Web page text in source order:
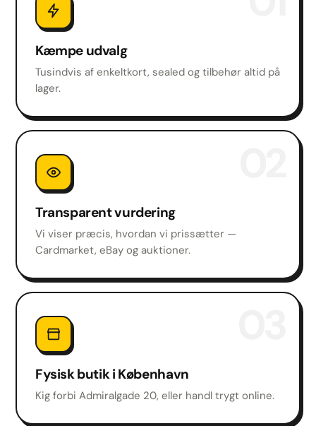
Kæmpe udvalg
Tusindvis af enkeltkort, sealed og tilbehør altid på
lager.
Transparent vurdering
Vi viser præcis, hvordan vi prissætter —
Cardmarket, eBay og auktioner.
Fysisk butik i København
Kig forbi Admiralgade 20, eller handl trygt online.